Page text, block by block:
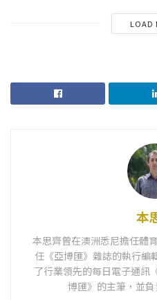
LOAD
本
本思齊曾在澳洲悉尼擔任體
任《亞博匯》雜誌的執行編
了行業領先的每日電子通訊
博匯》的主筆，並